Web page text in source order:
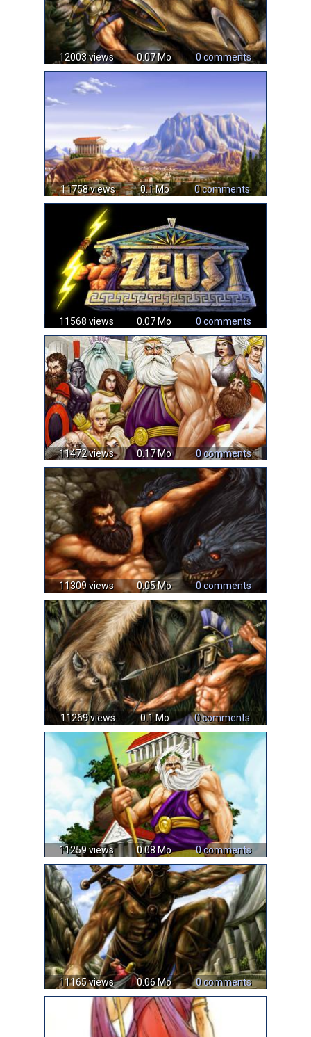
12003 views 0.07 Mo 0 comments
11758 views 0.1 Mo 0 comments
11568 views 0.07 Mo 0 comments
11472 views 0.17 Mo 0 comments
11309 views 0.05 Mo 0 comments
11269 views 0.1 Mo 0 comments
11259 views 0.08 Mo 0 comments
11165 views 0.06 Mo 0 comments